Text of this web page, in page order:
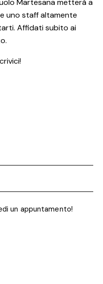
Martesana metterà a
uno staff altamente
Affidati subito ai